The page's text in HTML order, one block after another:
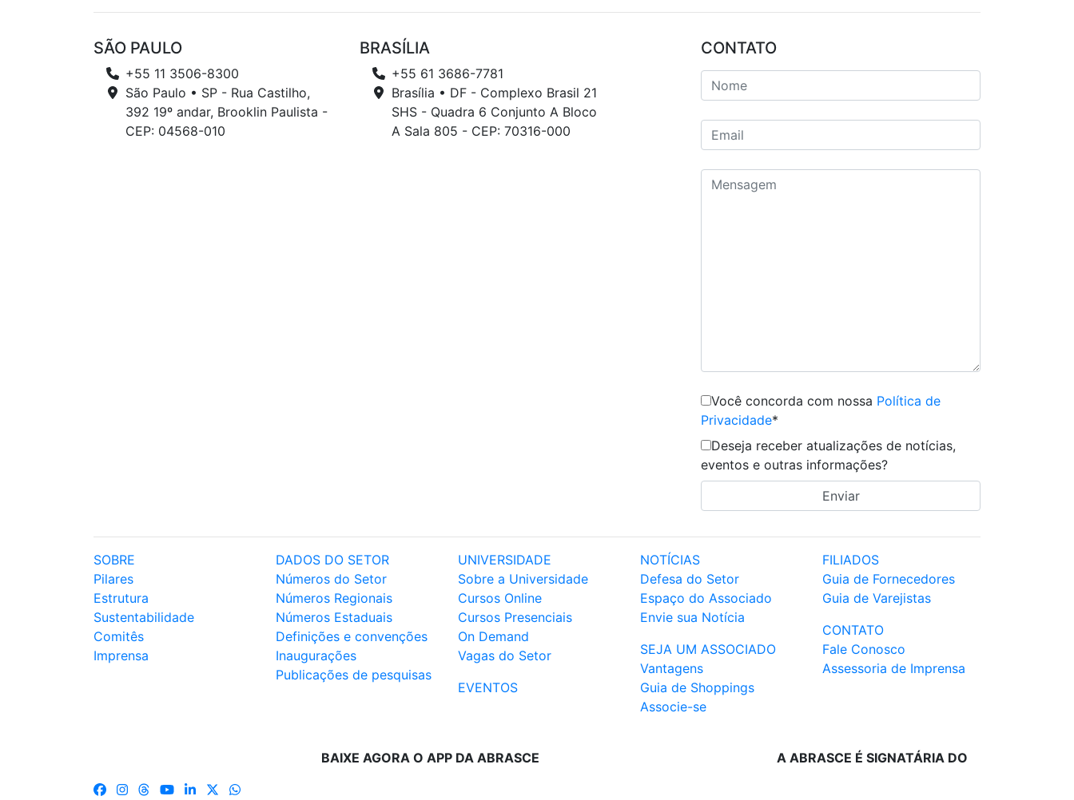
SÃO PAULO
+55 11 3506-8300
São Paulo • SP - Rua Castilho,
392 19º andar, Brooklin Paulista -
CEP: 04568-010
BRASÍLIA
+55 61 3686-7781
Brasília • DF - Complexo Brasil 21
SHS - Quadra 6 Conjunto A Bloco
A Sala 805 - CEP: 70316-000
CONTATO
Você concorda com nossa Política de
Privacidade*
Deseja receber atualizações de notícias,
eventos e outras informações?
SOBRE
Pilares
Estrutura
Sustentabilidade
Comitês
Imprensa
DADOS DO SETOR
Números do Setor
Números Regionais
Números Estaduais
Definições e convenções
Inaugurações
Publicações de pesquisas
UNIVERSIDADE
Sobre a Universidade
Cursos Online
Cursos Presenciais
On Demand
Vagas do Setor
EVENTOS
NOTÍCIAS
Defesa do Setor
Espaço do Associado
Envie sua Notícia
SEJA UM ASSOCIADO
Vantagens
Guia de Shoppings
Associe-se
FILIADOS
Guia de Fornecedores
Guia de Varejistas
CONTATO
Fale Conosco
Assessoria de Imprensa
BAIXE AGORA O APP DA ABRASCE A ABRASCE É SIGNATÁRIA DO